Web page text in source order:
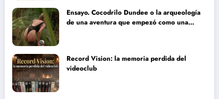
Ensayo. Cocodrilo Dundee o la arqueología
de una aventura que empezó como una
Record Vision: la memoria perdida del
videoclub